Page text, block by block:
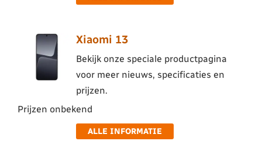
Xiaomi 13
Bekijk onze speciale productpagina
voor meer nieuws, specificaties en
prijzen.
Prijzen onbekend
ALLE INFORMATIE